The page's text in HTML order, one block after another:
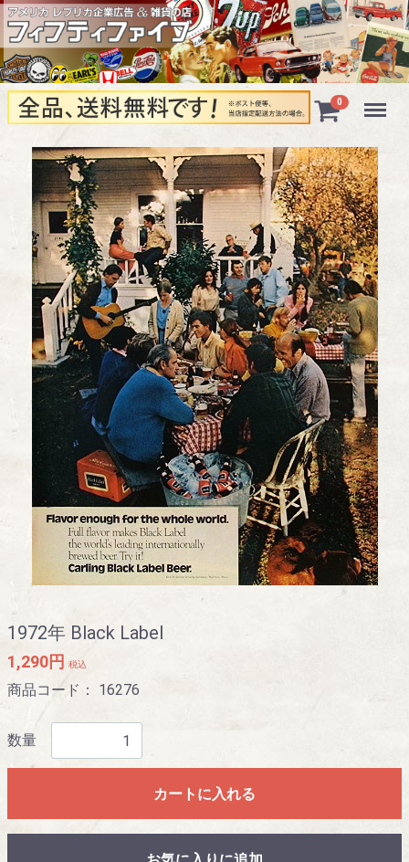
0 Menu
1972年 Black Label
1,290円 税込
商品コード： 16276
数量
カートに入れる